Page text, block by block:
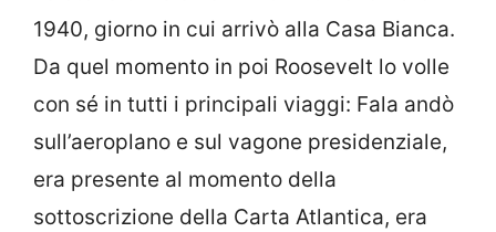
1940, giorno in cui arrivò alla Casa Bianca.
Da quel momento in poi Roosevelt lo volle
con sé in tutti i principali viaggi: Fala andò
sull’aeroplano e sul vagone presidenziale,
era presente al momento della
sottoscrizione della Carta Atlantica, era